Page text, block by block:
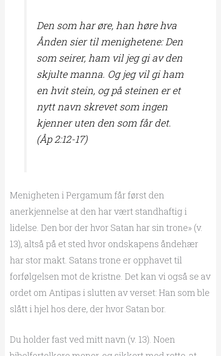
Den som har øre, han høre hva
Ånden sier til menighetene: Den
som seirer, ham vil jeg gi av den
skjulte manna. Og jeg vil gi ham
en hvit stein, og på steinen er et
nytt navn skrevet som ingen
kjenner uten den som får det.
(Åp 2:12-17)
Menigheten i Pergamum får først den
anerkjennelse at den har vært standhaftig i
lidelse. Den bor der hvor Satan har sin trone» (v.
13), altså på et sted hvor ondskapens åndehær
har stor makt. Satans trone er opphavet til
forfølgelsen mot de kristne. Det kan vi også se av
ordet om Antipas i slutten av verset: Han som ble
slått i hjel hos dere, der hvor Satan bor.
Du holder fast ved mitt navn (v. 13). Noen